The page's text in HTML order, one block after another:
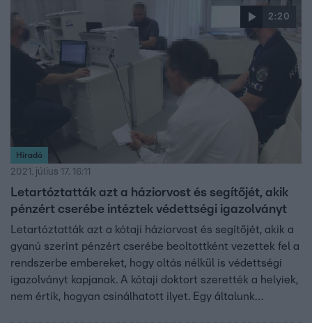
tesztköltségeit, akik nem akarják beoltatni magukat.
2:20
Híradó
2021. július 17. 16:11
Letartóztatták azt a háziorvost és segítőjét, akik
pénzért cserébe intéztek védettségi igazolványt
Letartóztatták azt a kótaji háziorvost és segítőjét, akik a
gyanú szerint pénzért cserébe beoltottként vezettek fel a
rendszerbe embereket, hogy oltás nélkül is védettségi
igazolványt kapjanak. A kótaji doktort szerették a helyiek,
nem értik, hogyan csinálhatott ilyet. Egy általunk